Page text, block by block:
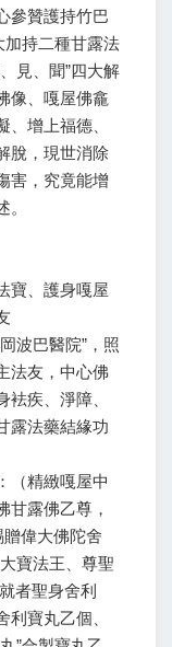
參贊護持竹巴
加持二種甘露法
見、聞”四大解
像、嘎屋佛龕
增上福德、
脫，現世消除
害，究竟能增
寶、護身嘎屋
波巴醫院”，照
法友，中心佛
疾、淨障、
露法藥結緣功
（精緻嘎屋中
甘露佛乙尊，
偉大佛陀舍
寶法王、尊聖
者聖身舍利
寶丸乙個、